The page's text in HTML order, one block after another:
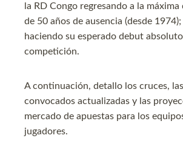
la RD Congo regresando a la
de 50 años de ausencia (desde
haciendo su esperado debut
competición.
A continuación, detallo los cruces,
convocados actualizadas y las
mercado de apuestas para los
jugadores.